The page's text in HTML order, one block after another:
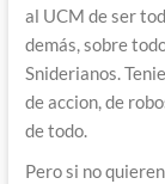
al UCM de ser
demás, sobre
Sniderianos.
de accion, de
de todo.
Pero si no